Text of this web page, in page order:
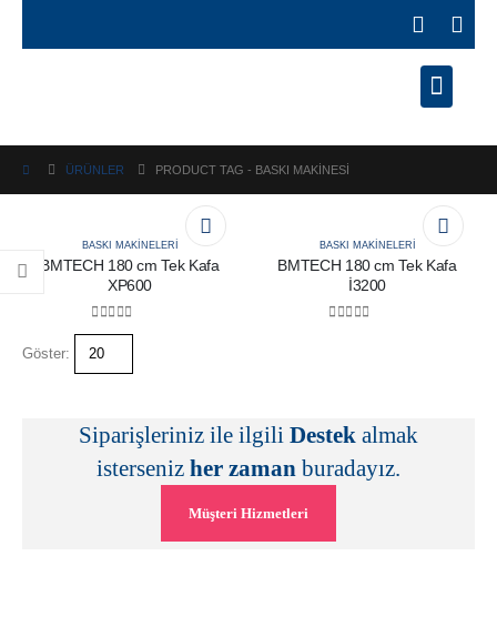
ÜRÜNLER PRODUCT TAG - BASKI MAKINESI
BASKI MAKINELERI
BMTECH 180 cm Tek Kafa
XP600
0out of 5
BASKI MAKINELERI
BMTECH 180 cm Tek Kafa
İ3200
Göster:
Siparişleriniz ile ilgili Destek almak
isterseniz her zaman buradayız.
Müşteri Hizmetleri